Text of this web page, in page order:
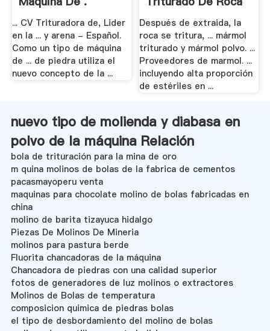
... CV Trituradora de, Lider
en la ... y arena - Español.
Como un tipo de máquina
de ... de piedra utiliza el
nuevo concepto de la ...
- .
Después de extraida, la
roca se tritura, ... mármol
triturado y mármol polvo. ...
Proveedores de marmol. ...
incluyendo alta proporción
de estériles en ...
nuevo tipo de molienda y diabasa en
polvo de la máquina Relación
bola de trituración para la mina de oro
m quina molinos de bolas de la fabrica de cementos
pacasmayoperu venta
maquinas para chocolate molino de bolas fabricadas en
china
molino de barita tizayuca hidalgo
Piezas De Molinos De Mineria
molinos para pastura berde
Fluorita chancadoras de la máquina
Chancadora de piedras con una calidad superior
fotos de generadores de luz molinos o extractores
Molinos de Bolas de temperatura
composicion quimica de piedras bolas
el tipo de desbordamiento del molino de bolas